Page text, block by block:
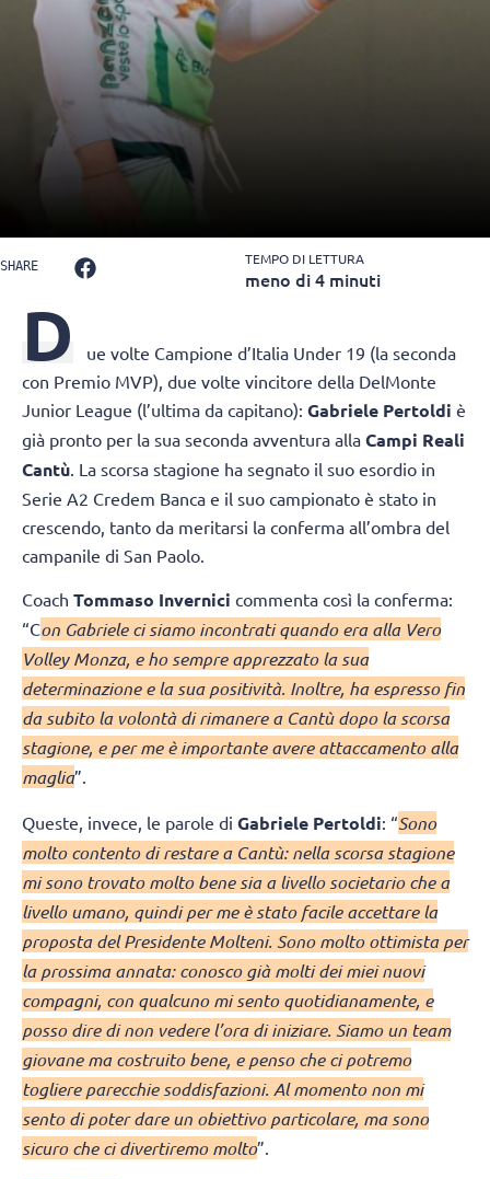
SHARE TEMPO DI LETTURA
meno di 4 minuti
D
ue volte Campione d’Italia Under 19 (la seconda
con Premio MVP), due volte vincitore della DelMonte
Junior League (l’ultima da capitano): Gabriele Pertoldi è
già pronto per la sua seconda avventura alla Campi Reali
Cantù. La scorsa stagione ha segnato il suo esordio in
Serie A2 Credem Banca e il suo campionato è stato in
crescendo, tanto da meritarsi la conferma all’ombra del
campanile di San Paolo.
Coach Tommaso Invernici commenta così la conferma:
“Con Gabriele ci siamo incontrati quando era alla Vero
Volley Monza, e ho sempre apprezzato la sua
determinazione e la sua positività. Inoltre, ha espresso fin
da subito la volontà di rimanere a Cantù dopo la scorsa
stagione, e per me è importante avere attaccamento alla
maglia”.
Queste, invece, le parole di Gabriele Pertoldi: “Sono
molto contento di restare a Cantù: nella scorsa stagione
mi sono trovato molto bene sia a livello societario che a
livello umano, quindi per me è stato facile accettare la
proposta del Presidente Molteni. Sono molto ottimista per
la prossima annata: conosco già molti dei miei nuovi
compagni, con qualcuno mi sento quotidianamente, e
posso dire di non vedere l’ora di iniziare. Siamo un team
giovane ma costruito bene, e penso che ci potremo
togliere parecchie soddisfazioni. Al momento non mi
sento di poter dare un obiettivo particolare, ma sono
sicuro che ci divertiremo molto”.